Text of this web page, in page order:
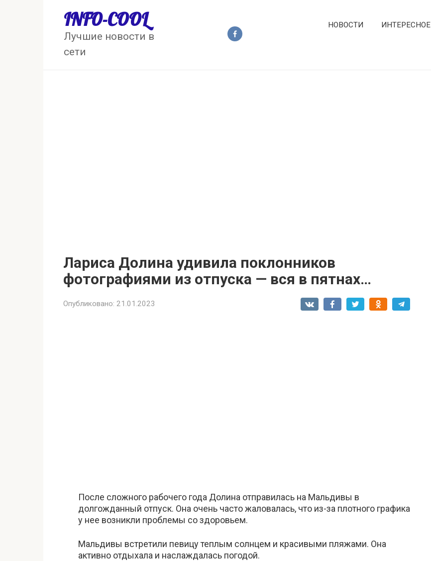
INFO-COOL
Лучшие новости в
сети
НОВОСТИ ИНТЕРЕСНОЕ
Лариса Долина удивила поклонников
фотографиями из отпуска — вся в пятнах…
Опубликовано: 21.01.2023
После сложного рабочего года Долина отправилась на Мальдивы в
долгожданный отпуск. Она очень часто жаловалась, что из-за плотного графика
у нее возникли проблемы со здоровьем.
Мальдивы встретили певицу теплым солнцем и красивыми пляжами. Она
активно отдыхала и наслаждалась погодой.